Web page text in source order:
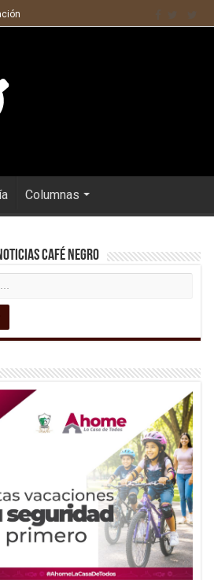
Columnas
Café Negro